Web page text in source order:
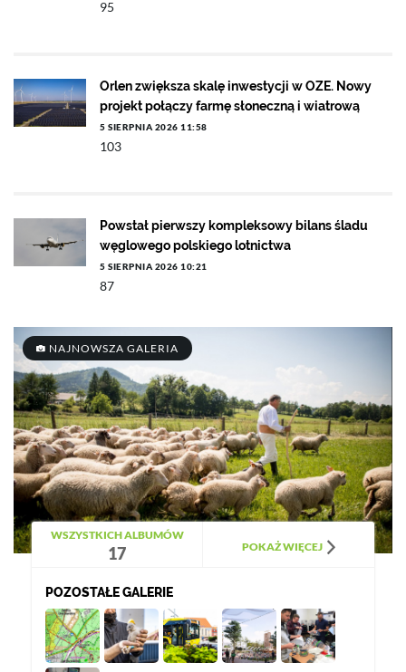
95
Orlen zwiększa skalę inwestycji w OZE. Nowy
projekt połączy farmę słoneczną i wiatrową
5 SIERPNIA 2026 11:58
103
Powstał pierwszy kompleksowy bilans śladu
węglowego polskiego lotnictwa
5 SIERPNIA 2026 10:21
87
NAJNOWSZA GALERIA
WSZYSTKICH ALBUMÓW
17 POKAŻ WIĘCEJ
POZOSTAŁE GALERIE